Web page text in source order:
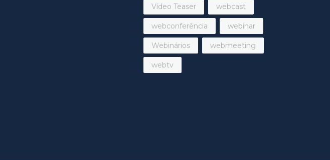
Vídeo Teaser webcast
webconferência webinar
Webinários webmeeting
webtv